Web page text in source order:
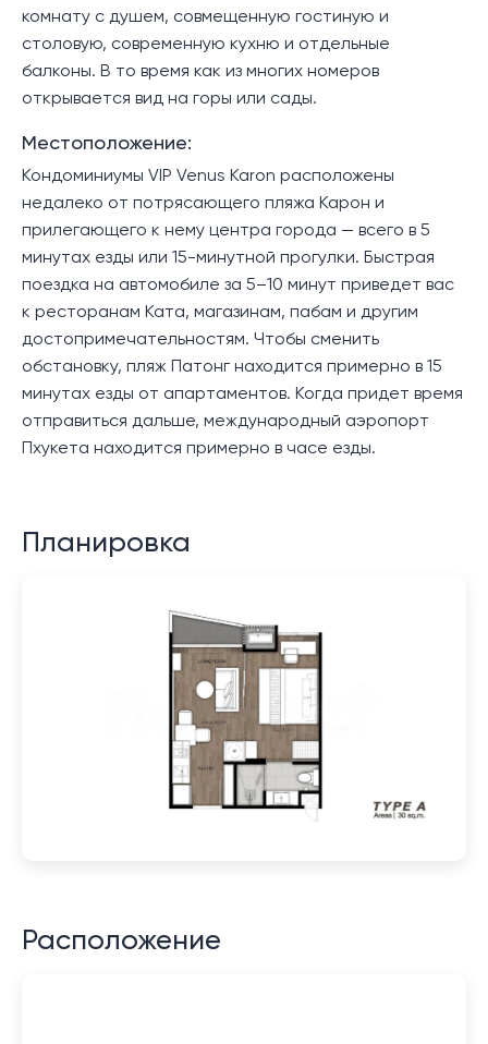
комнату с душем, совмещенную гостиную и
столовую, современную кухню и отдельные
балконы. В то время как из многих номеров
открывается вид на горы или сады.
Местоположение:
Кондоминиумы VIP Venus Karon расположены
недалеко от потрясающего пляжа Карон и
прилегающего к нему центра города — всего в 5
минутах езды или 15-минутной прогулки. Быстрая
поездка на автомобиле за 5–10 минут приведет вас
к ресторанам Ката, магазинам, пабам и другим
достопримечательностям. Чтобы сменить
обстановку, пляж Патонг находится примерно в 15
минутах езды от апартаментов. Когда придет время
отправиться дальше, международный аэропорт
Пхукета находится примерно в часе езды.
Планировка
Расположение